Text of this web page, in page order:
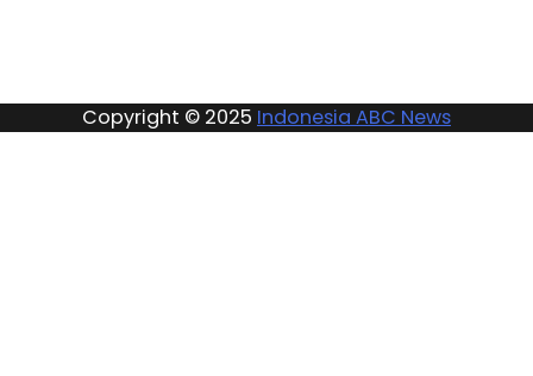
Copyright © 2025 Indonesia ABC News